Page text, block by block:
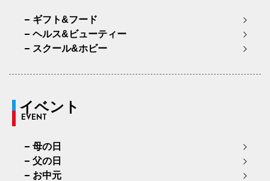
ギフト&フード
ヘルス&ビューティー
スクール&ホビー
イベント
EVENT
母の日
父の日
お中元